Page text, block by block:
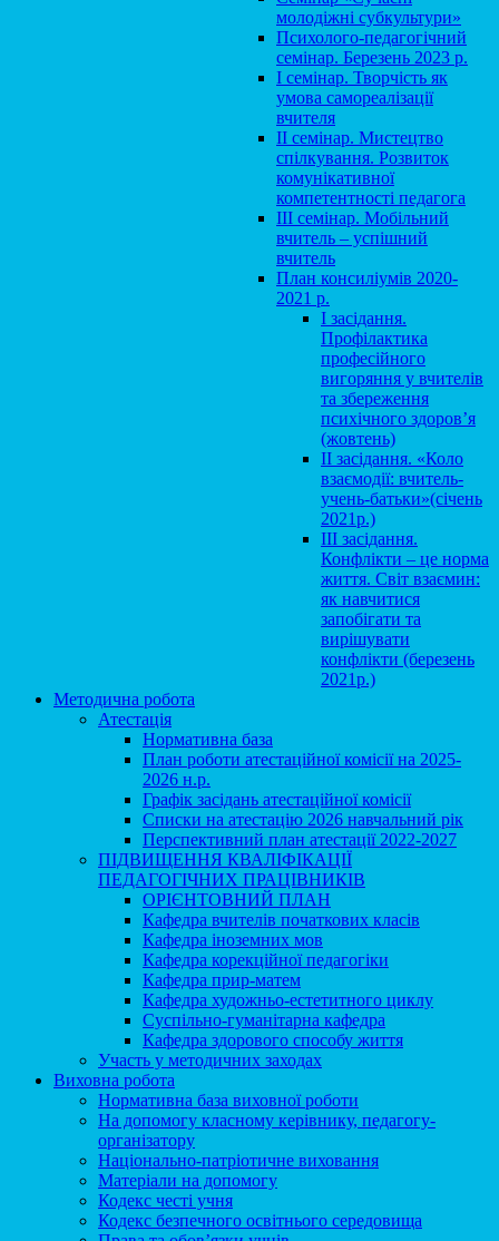
молодіжні субкультури»
Психолого-педагогічний
семінар. Березень 2023 р.
І семінар. Творчість як
умова самореалізації
вчителя
ІІ семінар. Мистецтво
спілкування. Розвиток
комунікативної
компетентності педагога
ІІІ семінар. Мобільний
вчитель – успішний
вчитель
План консиліумів 2020-
2021 р.
І засідання.
Профілактика
професійного
вигоряння у вчителів
та збереження
психічного здоров’я
(жовтень)
ІІ засідання. «Коло
взаємодії: вчитель-
учень-батьки»(січень
2021р.)
ІІІ засідання.
Конфлікти – це норма
життя. Світ взаємин:
як навчитися
запобігати та
вирішувати
конфлікти (березень
2021р.)
Методична робота
Атестація
Нормативна база
План роботи атестаційної комісії на 2025-
2026 н.р.
Графік засідань атестаційної комісії
Списки на атестацію 2026 навчальний рік
Перспективний план атестації 2022-2027
ПІДВИЩЕННЯ КВАЛІФІКАЦІЇ
ПЕДАГОГІЧНИХ ПРАЦІВНИКІВ
ОРІЄНТОВНИЙ ПЛАН
Кафедра вчителів початкових класів
Кафедра іноземних мов
Кафедра корекційної педагогіки
Кафедра прир-матем
Кафедра художньо-естетитного циклу
Суспільно-гуманітарна кафедра
Кафедра здорового способу життя
Участь у методичних заходах
Виховна робота
Нормативна база виховної роботи
На допомогу класному керівнику, педагогу-
організатору
Національно-патріотичне виховання
Матеріали на допомогу
Кодекс честі учня
Кодекс безпечного освітнього середовища